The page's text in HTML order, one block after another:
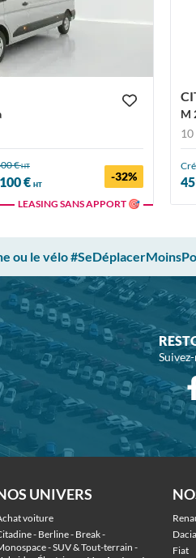
€HT
€ HT
-32%
LEASING SANS APPORT 🎯
M
ou le vélo
UNIVERS
voiture
- Berline - Break -
- SUV & Tout-terrain -
Dacia
Fiat